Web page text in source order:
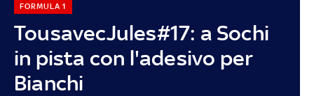
TousavecJules#17: a Sochi
in pista con l'adesivo per
Bianchi
FORMULA 1